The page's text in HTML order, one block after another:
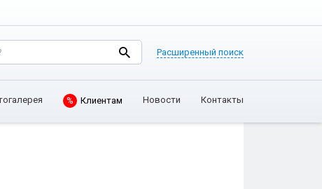
Расширенный поиск
% Клиентам Новости Контакты